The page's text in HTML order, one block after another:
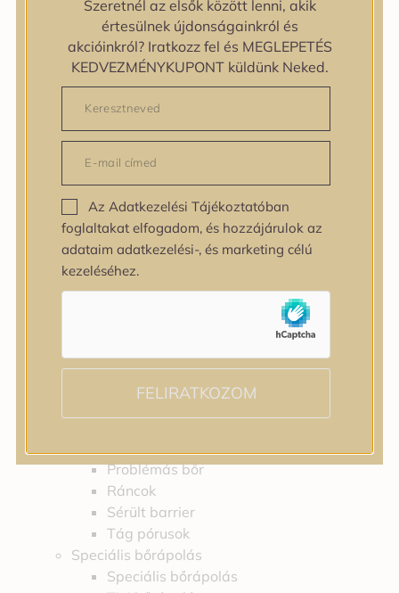
zipiderm
Bőrállapot
Bőrállapot
Bőrtípus
Bőrtípus
Kombinált
Száraz
Zsíros
Bőrprobléma
Bőrprobléma
Bőrpír
Dehidratált bőr
Érzékeny bőr
Fakóság
Problémás bőr
Ráncok
Sérült barrier
Tág pórusok
Speciális bőrápolás
Speciális bőrápolás
Szeretnél az elsők között lenni, akik
értesülnek újdonságainkról és
akcióinkról? Iratkozz fel és MEGLEPETÉS
KEDVEZMÉNYKUPONT küldünk Neked.
Az Adatkezelési Tájékoztatóban
foglaltakat elfogadom, és hozzájárulok az
adataim adatkezelési-, és marketing célú
kezeléséhez.
FELIRATKOZOM